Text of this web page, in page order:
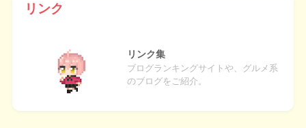
リンク
リンク集
ブログランキングサイトや、グルメ系
のブログをご紹介。